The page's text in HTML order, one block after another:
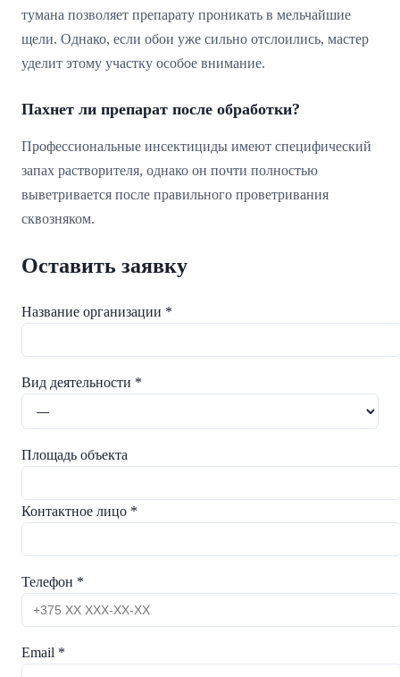
тумана позволяет препарату проникать в мельчайшие
щели. Однако, если обои уже сильно отслоились, мастер
уделит этому участку особое внимание.
Пахнет ли препарат после обработки?
Профессиональные инсектициды имеют специфический
запах растворителя, однако он почти полностью
выветривается после правильного проветривания
сквозняком.
Оставить заявку
Название организации *
Вид деятельности *
Площадь объекта
Контактное лицо *
Телефон *
Email *